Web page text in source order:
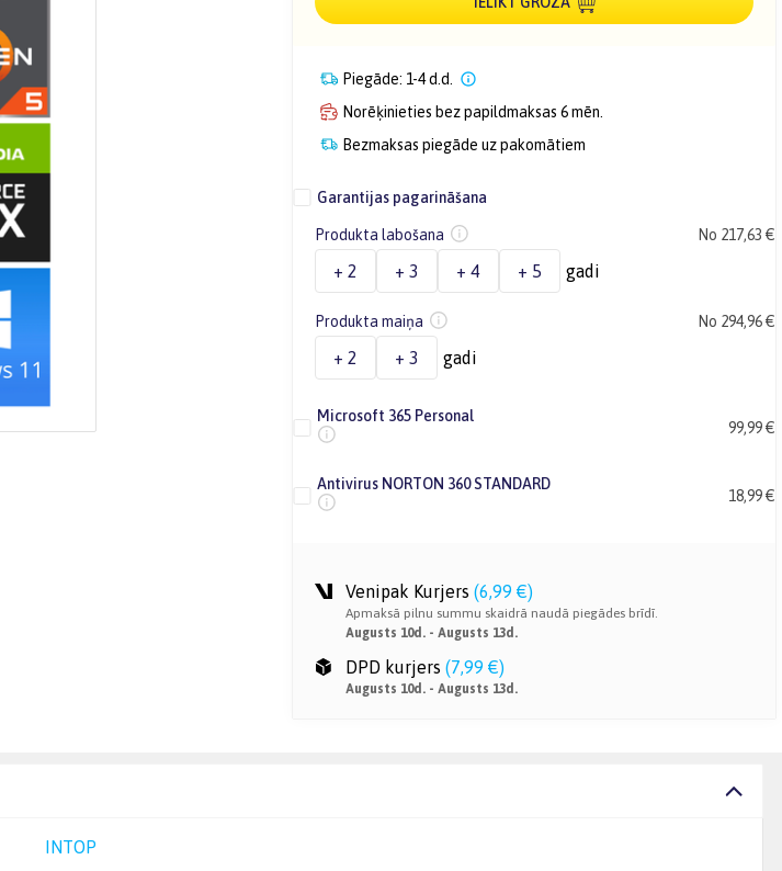
Piegāde: 1-4 d.d.
Norēķinieties bez papildmaksas 6 mēn.
Bezmaksas piegāde uz pakomātiem
Garantijas pagarināšana
Produkta labošana No 217,63 €
+ 2 + 3 + 4 + 5 gadi
Produkta maiņa No 294,96 €
+ 2 + 3 gadi
Microsoft 365 Personal
99,99 €
Antivirus NORTON 360 STANDARD
18,99 €
Venipak Kurjers (6,99 €)
Apmaksā pilnu summu skaidrā naudā piegādes brīdī.
Augusts 10d. - Augusts 13d.
DPD kurjers (7,99 €)
Augusts 10d. - Augusts 13d.
INTOP